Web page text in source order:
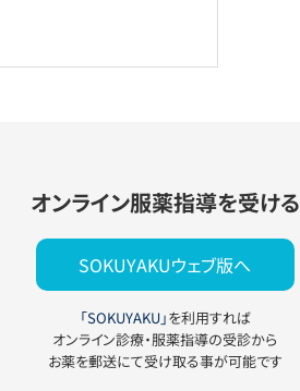
オンライン服薬指導を受ける
SOKUYAKUウェブ版へ
「SOKUYAKU」を利用すれば
オンライン診療・服薬指導の受診から
お薬を郵送にて受け取る事が可能です